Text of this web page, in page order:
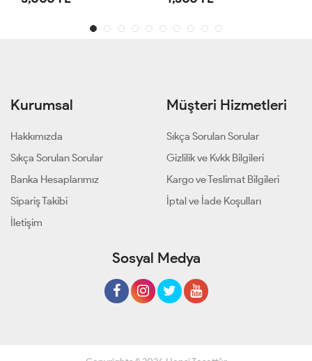
Kurumsal
Hakkımızda
Sıkça Sorulan Sorular
Banka Hesaplarımız
Sipariş Takibi
İletişim
Müşteri Hizmetleri
Sıkça Sorulan Sorular
Gizlilik ve Kvkk Bilgileri
Kargo ve Teslimat Bilgileri
İptal ve İade Koşulları
Sosyal Medya